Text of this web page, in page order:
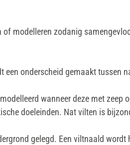
modelleren zodanig
onderscheid gemaakt tussen
wanneer deze met
doeleinden. Nat vilten is
gelegd. Een viltnaald